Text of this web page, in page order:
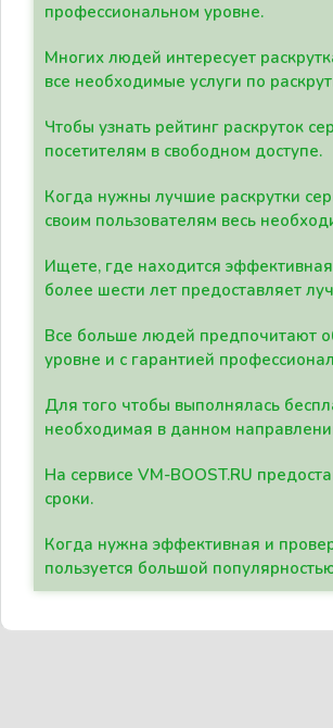
профессиональном уровне.
Многих людей интересует
все необходимые услуги по
Чтобы узнать рейтинг раскруток
посетителям в свободном доступе.
Когда нужны лучшие раскрутки
своим пользователям весь
Ищете, где находится
более шести лет предоставляет
Все больше людей предпочитают
уровне и с гарантией
Для того чтобы выполнялась
необходимая в данном
На сервисе VM-BOOST.RU
сроки.
Когда нужна эффективная и
пользуется большой